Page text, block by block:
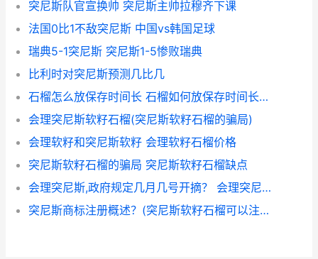
突尼斯队官宣换帅 突尼斯主帅拉穆齐下课
法国0比1不敌突尼斯 中国vs韩国足球
瑞典5-1突尼斯 突尼斯1-5惨败瑞典
比利时对突尼斯预测几比几
石榴怎么放保存时间长 石榴如何放保存时间长？ 突尼斯软籽石榴
会理突尼斯软籽石榴(突尼斯软籽石榴的骗局)
会理软籽和突尼斯软籽 会理软籽石榴价格
突尼斯软籽石榴的骗局 突尼斯软籽石榴缺点
会理突尼斯,政府规定几月几号开摘？ 会理突尼斯软籽石榴
突尼斯商标注册概述？(突尼斯软籽石榴可以注册商标吗?)